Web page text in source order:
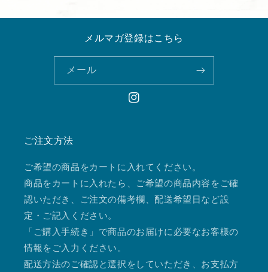
メルマガ登録はこちら
メール
Instagram
ご注文方法
ご希望の商品をカートに入れてください。
商品をカートに入れたら、ご希望の商品内容をご確
認いただき、ご注文の備考欄、配送希望日など設
定・ご記入ください。
「ご購入手続き」で商品のお届けに必要なお客様の
情報をご入力ください。
配送方法のご確認と選択をしていただき、お支払方